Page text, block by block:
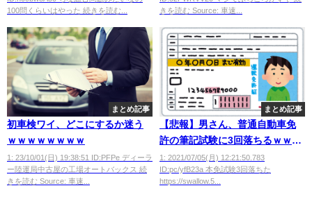
100問くらいはやった 続きを読む...
きを読む Source: 車速...
まとめ記事
初車検ワイ、どこにするか迷う
ｗｗｗｗｗｗｗｗ
1: 23/10/01(日) 19:38:51 ID:PFPe ディーラ
ー陸運局中古屋の工場オートバックス 続
きを読む Source: 車速...
まとめ記事
【悲報】男さん、普通自動車免
許の筆記試験に3回落ちるｗｗｗ
ｗｗｗ
1: 2021/07/05(月) 12:21:50.783
ID:pc/yfB23a 本免試験3回落ちた
https://swallow.5...